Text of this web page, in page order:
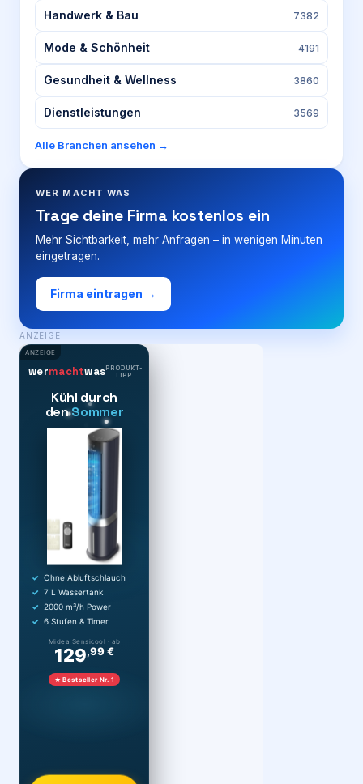
Handwerk & Bau 7382
Mode & Schönheit 4191
Gesundheit & Wellness 3860
Dienstleistungen 3569
Alle Branchen ansehen →
WER MACHT WAS
Trage deine Firma kostenlos ein
Mehr Sichtbarkeit, mehr Anfragen – in wenigen Minuten
eingetragen.
Firma eintragen →
ANZEIGE
ANZEIGE
wermachtwasPRODUKT-
TIPP
Kühl durch
denSommer
Ohne Abluftschlauch
7 L Wassertank
2000 m³/h Power
6 Stufen & Timer
Midea Sensicool · ab
129,99 €
★ Bestseller Nr. 1